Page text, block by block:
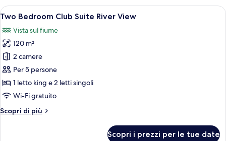
Suite
King
View
Apri
tutte
le
foto
per
Two
Bedroom
Club
River
Un soggiorno moderno con un
13
Two Bedroom Club Suite River View
Vista sul fiume
120 m²
2 camere
Per 5 persone
1 letto king e 2 letti singoli
Wi-Fi gratuito
Scopri di più
Altri
Scopri i prezzi per le tue date